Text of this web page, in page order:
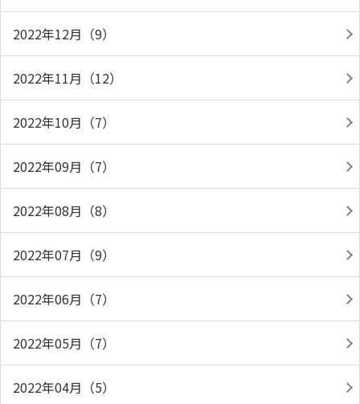
2022年12月（9）
2022年11月（12）
2022年10月（7）
2022年09月（7）
2022年08月（8）
2022年07月（9）
2022年06月（7）
2022年05月（7）
2022年04月（5）